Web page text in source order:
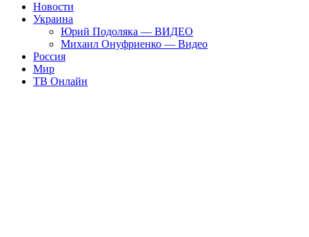
Новости
Украина
Юрий Подоляка — ВИДЕО
Михаил Онуфриенко — Видео
Россия
Мир
ТВ Онлайн